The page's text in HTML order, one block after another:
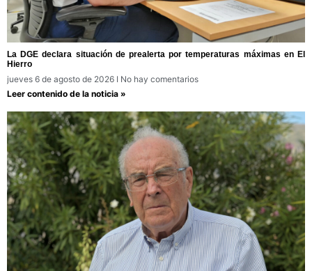
La DGE declara situación de prealerta por temperaturas máximas en El
Hierro
jueves 6 de agosto de 2026
No hay comentarios
Leer contenido de la noticia »